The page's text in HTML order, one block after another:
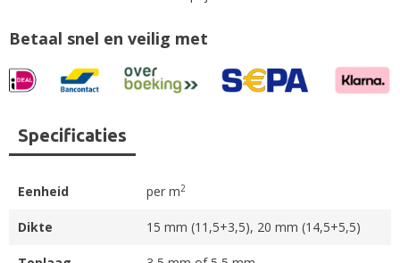
Betaal snel en veilig met
Specificaties
Eenheid per m2
Dikte 15 mm (11,5+3,5), 20 mm (14,5+5,5)